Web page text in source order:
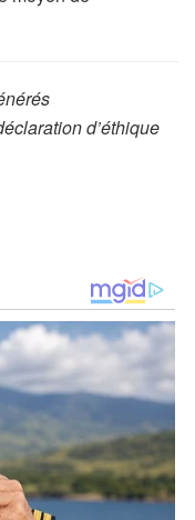
d’éthique